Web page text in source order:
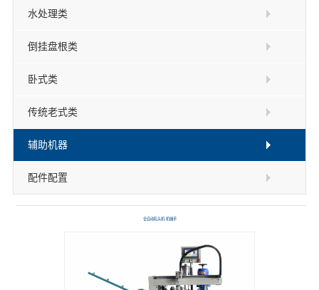
水处理类
倒挂盘根类
卧式类
传统老式类
辅助机器
配件配置
全自动轧头机-机械手